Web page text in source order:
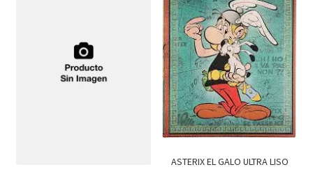
TEXTOS INGLES (49)
Varios (751)
ASTERIX EL GALO ULTRA LISO